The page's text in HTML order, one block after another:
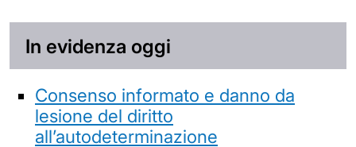
In evidenza oggi
Consenso informato e danno da
lesione del diritto
all’autodeterminazione